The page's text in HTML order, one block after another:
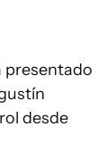
presentado
desde